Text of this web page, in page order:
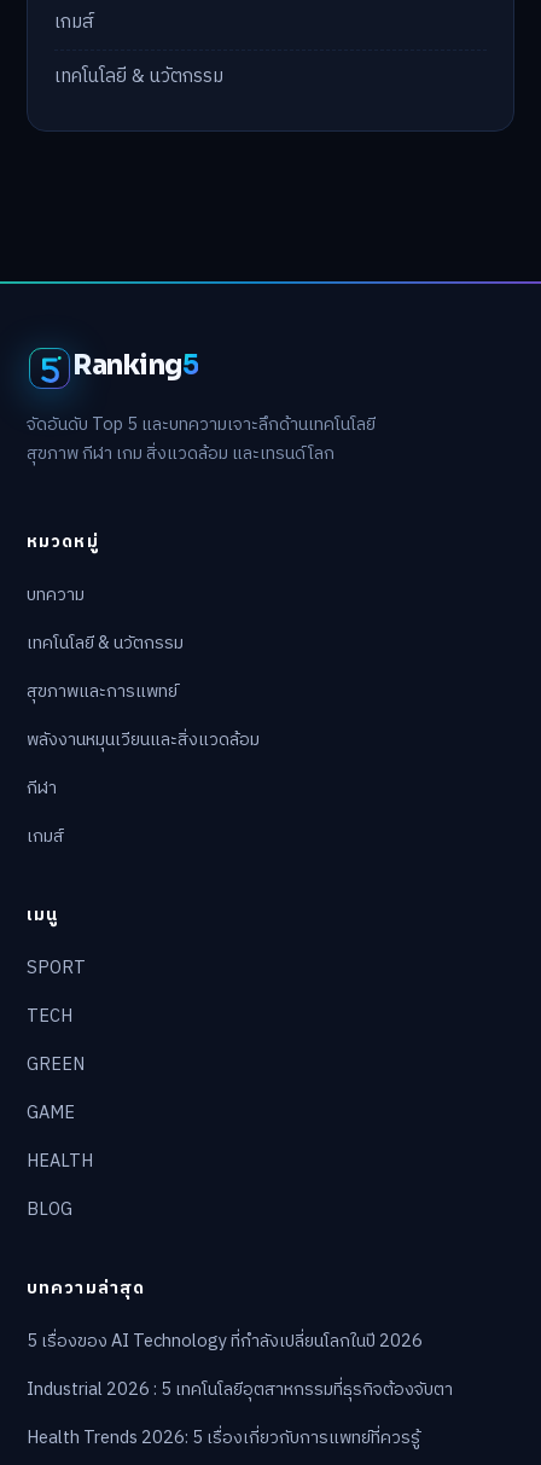
เกมส์
เทคโนโลยี & นวัตกรรม
Ranking5
จัดอันดับ Top 5 และบทความเจาะลึกด้านเทคโนโลยี
สุขภาพ กีฬา เกม สิ่งแวดล้อม และเทรนด์โลก
หมวดหมู่
บทความ
เทคโนโลยี & นวัตกรรม
สุขภาพและการแพทย์
พลังงานหมุนเวียนและสิ่งแวดล้อม
กีฬา
เกมส์
เมนู
SPORT
TECH
GREEN
GAME
HEALTH
BLOG
บทความล่าสุด
5 เรื่องของ AI Technology ที่กำลังเปลี่ยนโลกในปี 2026
Industrial 2026 : 5 เทคโนโลยีอุตสาหกรรมที่ธุรกิจต้องจับตา
Health Trends 2026: 5 เรื่องเกี่ยวกับการแพทย์ที่ควรรู้